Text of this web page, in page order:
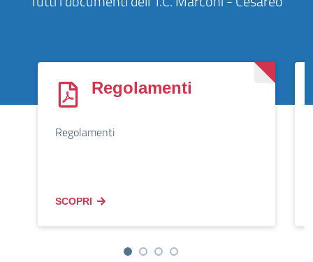
Regolamenti
Regolamenti
SCOPRI